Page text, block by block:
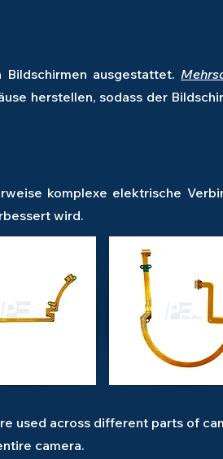
ausgestattet.
herstellen, sodass der
komplexe elektrische
wird.
used across different parts of
camera.